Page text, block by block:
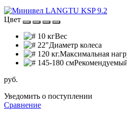
Цвет
10 кгВес
22"Диаметр колеса
120 кг.Максимальная
145-180 см
руб.
Уведомить о поступлении
Сравнение